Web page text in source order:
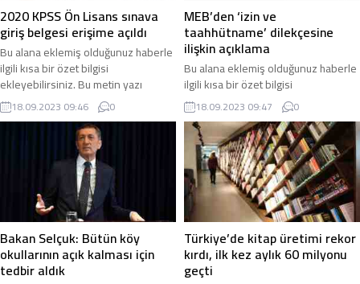
2020 KPSS Ön Lisans sınava
giriş belgesi erişime açıldı
Bu alana eklemiş olduğunuz haberle
ilgili kısa bir özet bilgisi
ekleyebilirsiniz. Bu metin yazı
düzenleme sayfasında “Özet”
bölümünden eklenebilir. Özet
eklenmişse başlık altında kalın
olarak bu şekilde gösterilir,
eklenmemişse bu alan boş kalır.
18.09.2023 09:46 0
MEB’den ‘izin ve
taahhütname’ dilekçesine
ilişkin açıklama
Bu alana eklemiş olduğunuz haberle
ilgili kısa bir özet bilgisi
ekleyebilirsiniz. Bu metin yazı
düzenleme sayfasında “Özet”
bölümünden eklenebilir. Özet
eklenmişse başlık altında kalın
olarak bu şekilde gösterilir,
eklenmemişse bu alan boş kalır.
18.09.2023 09:47 0
Bakan Selçuk: Bütün köy
okullarının açık kalması için
tedbir aldık
Türkiye’de kitap üretimi rekor
kırdı, ilk kez aylık 60 milyonu
geçti